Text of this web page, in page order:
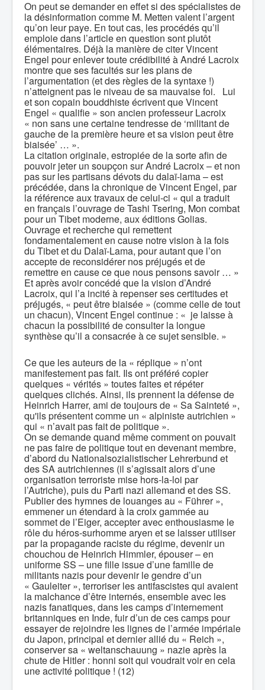
On peut se demander en effet si des spécialistes de
la désinformation comme M. Metten valent l’argent
qu’on leur paye. En tout cas, les procédés qu’il
emploie dans l’article en question sont plutôt
élémentaires. Déjà la manière de citer Vincent
Engel pour enlever toute crédibilité à André Lacroix
montre que ses facultés sur les plans de
l’argumentation (et des règles de la syntaxe !)
n’atteignent pas le niveau de sa mauvaise foi. Lui
et son copain bouddhiste écrivent que Vincent
Engel « qualifie » son ancien professeur Lacroix
« non sans une certaine tendresse de ‘militant de
gauche de la première heure et sa vision peut être
biaisée’ … ».
La citation originale, estropiée de la sorte afin de
pouvoir jeter un soupçon sur André Lacroix – et non
pas sur les partisans dévots du dalaï-lama – est
précédée, dans la chronique de Vincent Engel, par
la référence aux travaux de celui-ci « qui a traduit
en français l’ouvrage de Tashi Tsering, Mon combat
pour un Tibet moderne, aux éditions Golias.
Ouvrage et recherche qui remettent
fondamentalement en cause notre vision à la fois
du Tibet et du Dalaï-Lama, pour autant que l’on
accepte de reconsidérer nos préjugés et de
remettre en cause ce que nous pensons savoir … »
Et après avoir concédé que la vision d’André
Lacroix, qui l’a incité à repenser ses certitudes et
préjugés, « peut être biaisée » (comme celle de tout
un chacun), Vincent Engel continue : « je laisse à
chacun la possibilité de consulter la longue
synthèse qu’il a consacrée à ce sujet sensible. »
Ce que les auteurs de la « réplique » n’ont
manifestement pas fait. Ils ont préféré copier
quelques « vérités » toutes faites et répéter
quelques clichés. Ainsi, ils prennent la défense de
Heinrich Harrer, ami de toujours de « Sa Sainteté »,
qu'ils présentent comme un « alpiniste autrichien »
qui « n’avait pas fait de politique ».
On se demande quand même comment on pouvait
ne pas faire de politique tout en devenant membre,
d’abord du Nationalsozialistischer Lehrerbund et
des SA autrichiennes (il s’agissait alors d’une
organisation terroriste mise hors-la-loi par
l’Autriche), puis du Parti nazi allemand et des SS.
Publier des hymnes de louanges au « Führer »,
emmener un étendard à la croix gammée au
sommet de l’Eiger, accepter avec enthousiasme le
rôle du héros-surhomme aryen et se laisser utiliser
par la propagande raciste du régime, devenir un
chouchou de Heinrich Himmler, épouser – en
uniforme SS – une fille issue d’une famille de
militants nazis pour devenir le gendre d’un
« Gauleiter », terroriser les antifascistes qui avaient
la malchance d’être internés, ensemble avec les
nazis fanatiques, dans les camps d’internement
britanniques en Inde, fuir d’un de ces camps pour
essayer de rejoindre les lignes de l’armée impériale
du Japon, principal et dernier allié du « Reich »,
conserver sa « weltanschauung » nazie après la
chute de Hitler : honni soit qui voudrait voir en cela
une activité politique ! (12)